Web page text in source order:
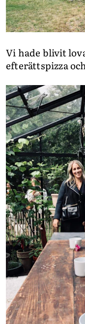
Vi hade blivit
efterättspizza